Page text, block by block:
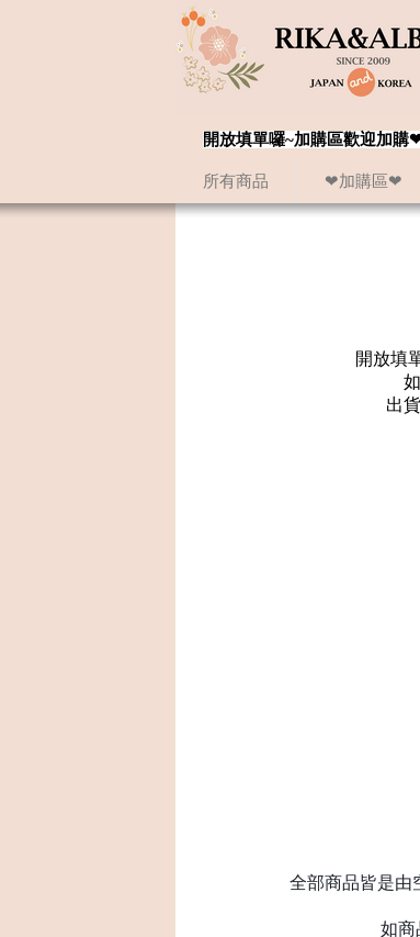
所有商品 ❤加購區❤
開放填單囉~加購區歡迎加